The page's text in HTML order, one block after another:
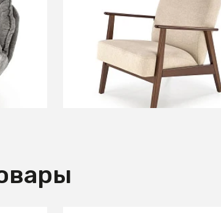
Кресло HALMAR MILANO 1S tap.
Castel 15 бежевый/орех
В КОРЗИНУ